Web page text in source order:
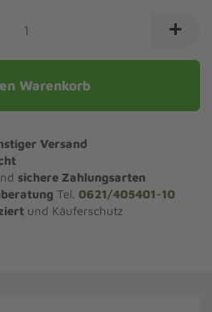
Warenkorb
Versand
sichere Zahlungsarten
Tel. 0621/405401-10
und Käuferschutz